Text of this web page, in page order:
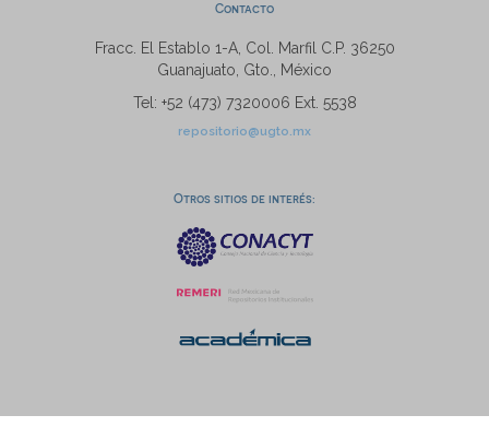
Contacto
Fracc. El Establo 1-A, Col. Marfil C.P. 36250
Guanajuato, Gto., México
Tel: +52 (473) 7320006 Ext. 5538
repositorio@ugto.mx
Otros sitios de interés: